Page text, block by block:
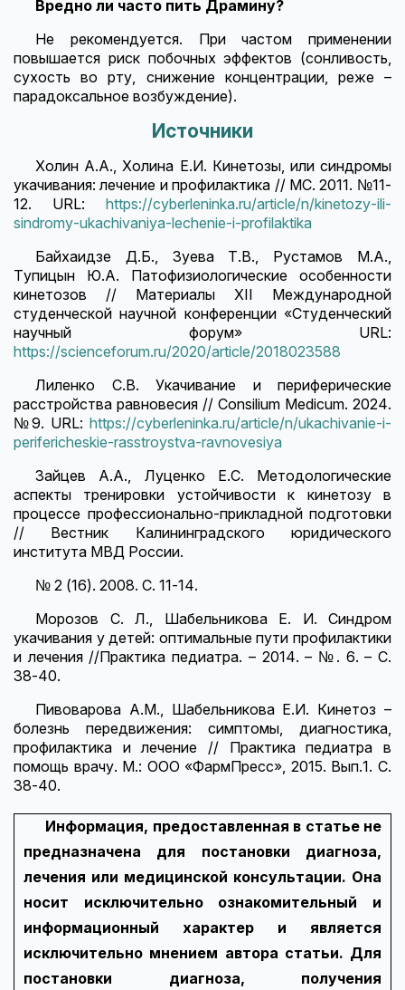
Вредно ли часто пить Драмину?
Не рекомендуется. При частом применении
повышается риск побочных эффектов (сонливость,
сухость во рту, снижение концентрации, реже –
парадоксальное возбуждение).
Источники
Холин А.А., Холина Е.И. Кинетозы, или синдромы
укачивания: лечение и профилактика // МС. 2011. №11-
12. URL:
https://cyberleninka.ru/article/n/kinetozy-ili-
sindromy-ukachivaniya-lechenie-i-profilaktika
Байхаидзе Д.Б., Зуева Т.В., Рустамов М.А.,
Тупицын Ю.А. Патофизиологические особенности
кинетозов // Материалы XII Международной
студенческой научной конференции «Студенческий
научный форум» URL:
https://scienceforum.ru/2020/article/2018023588
Лиленко С.В. Укачивание и периферические
расстройства равновесия // Consilium Medicum. 2024.
№9. URL: https://cyberleninka.ru/article/n/ukachivanie-i-
perifericheskie-rasstroystva-ravnovesiya
Зайцев А.А., Луценко Е.С. Методологические
аспекты тренировки устойчивости к кинетозу в
процессе профессионально-прикладной подготовки
// Вестник Калининградского юридического
института МВД России.
№ 2 (16). 2008. С. 11-14.
Морозов С. Л., Шабельникова Е. И. Синдром
укачивания у детей: оптимальные пути профилактики
и лечения //Практика педиатра. – 2014. – №. 6. – С.
38-40.
Пивоварова А.М., Шабельникова Е.И. Кинетоз –
болезнь передвижения: симптомы, диагностика,
профилактика и лечение // Практика педиатра в
помощь врачу. М.: ООО «ФармПресс», 2015. Вып.1. С.
38-40.
Информация, предоставленная в статье не
предназначена для постановки диагноза,
лечения или медицинской консультации. Она
носит исключительно ознакомительный и
информационный характер и является
исключительно мнением автора статьи. Для
постановки диагноза, получения